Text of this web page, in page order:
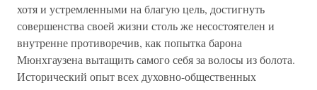
хотя и устремленными на благую цель, достигнуть
совершенства своей жизни столь же несостоятелен и
внутренне противоречив, как попытка барона
Мюнхгаузена вытащить самого себя за волосы из болота.
Исторический опыт всех духовно-общественных